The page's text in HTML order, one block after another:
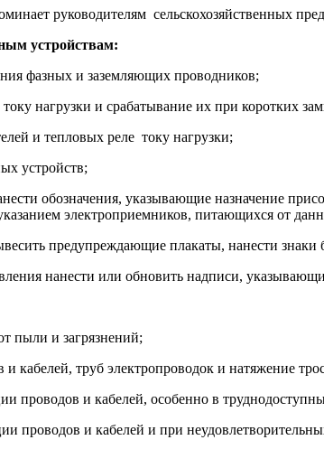
руководителям сельскохозяйственных
устройствам:
фазных и заземляющих проводников;
нагрузки и срабатывание их при коротких
и тепловых реле току нагрузки;
устройств;
обозначения, указывающие назначение
электроприемников, питающихся от
предупреждающие плакаты, нанести знаки
нанести или обновить надписи,
пыли и загрязнений;
кабелей, труб электропроводок и натяжение
проводов и кабелей, особенно в
проводов и кабелей и при